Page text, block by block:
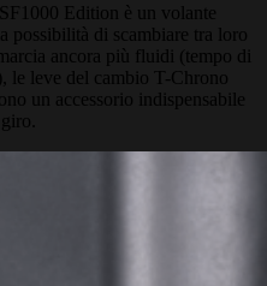
Edition è un volante
possibilità di scambiare tra loro
ancora più fluidi (tempo di
le leve del cambio T-Chrono
un accessorio indispensabile